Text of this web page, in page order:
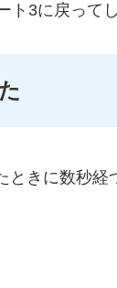
3に戻ってし
きに数秒経